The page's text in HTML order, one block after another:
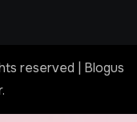
reserved
Blogus
.